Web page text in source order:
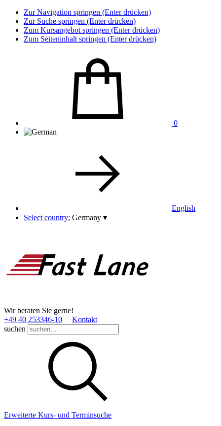
Zur Navigation springen (Enter drücken)
Zur Suche springen (Enter drücken)
Zum Kursangebot springen (Enter drücken)
Zum Seiteninhalt springen (Enter drücken)
0
English
Select country: Germany ▾
Wir beraten Sie gerne!
+49 40 253346­-10
Kontakt
suchen
Erweiterte Kurs- und Terminsuche